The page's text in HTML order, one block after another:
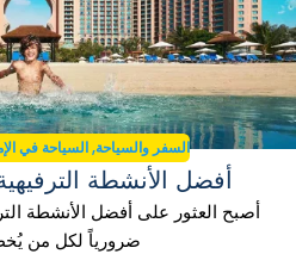
السفر والسياحة, السياحة في
أفضل الأنشطة
أصبح العثور على أفضل الأنشطة
ضرورياً لكل من